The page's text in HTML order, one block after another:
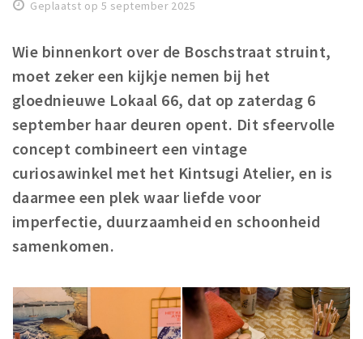
Woonruimte
Zorgverzekering
Huisarts en eerste hulp
Q&A
KORTING
Breda Student Shop
Draai aan het rad!
VRIJE TIJD
Nieuws
Agenda
Geplaatst op 5 september 2025
Wie binnenkort over de Boschstraat struint,
moet zeker een kijkje nemen bij het
gloednieuwe Lokaal 66, dat op zaterdag 6
september haar deuren opent. Dit sfeervolle
concept combineert een vintage
curiosawinkel met het Kintsugi Atelier, en is
daarmee een plek waar liefde voor
imperfectie, duurzaamheid en schoonheid
samenkomen.